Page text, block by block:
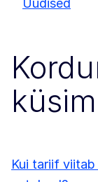
Uudised
Kui tariif